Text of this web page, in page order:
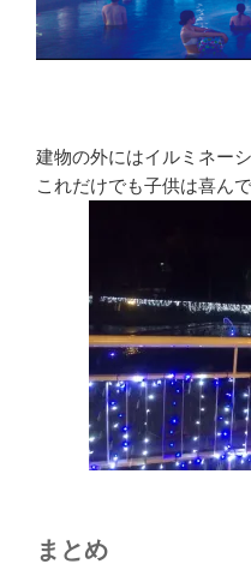
建物の外にはイルミネー
これだけでも子供は喜ん
まとめ